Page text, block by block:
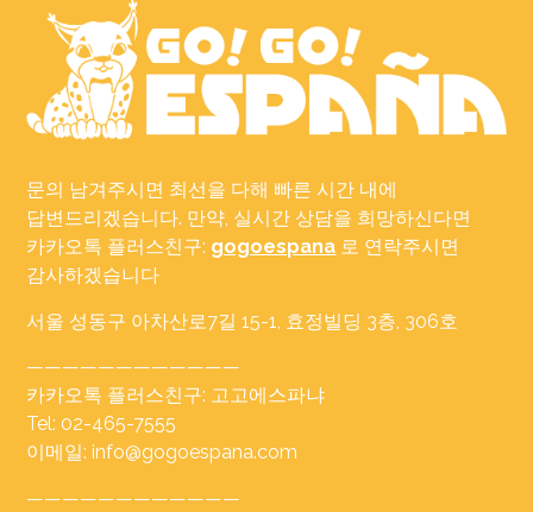
문의 남겨주시면 최선을 다해 빠른 시간 내에
답변드리겠습니다. 만약, 실시간 상담을 희망하신다면
카카오톡 플러스친구: gogoespana 로 연락주시면
감사하겠습니다
서울 성동구 아차산로7길 15-1, 효정빌딩 3층, 306호
————————————
카카오톡 플러스친구: 고고에스파냐
Tel: 02-465-7555
이메일: info@gogoespana.com
————————————